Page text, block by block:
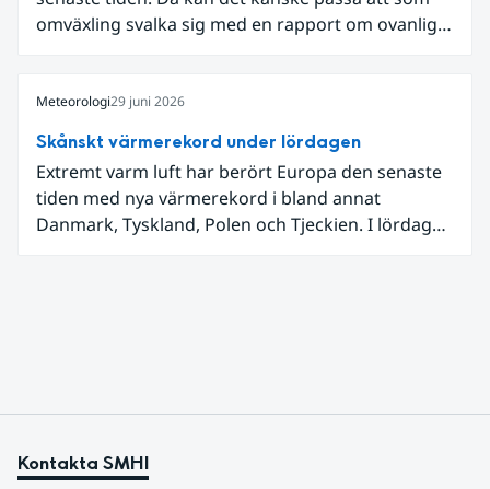
omväxling svalka sig med en rapport om ovanligt
Meteorologi29 juni 2026
Skånskt värmerekord under lördagen
Extremt varm luft har berört Europa den senaste
tiden med nya värmerekord i bland annat
Danmark, Tyskland, Polen och Tjeckien. I lördags
Kontakta SMHI